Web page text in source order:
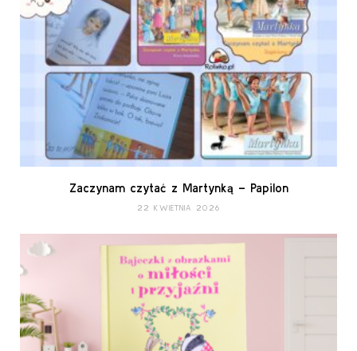
Zaczynam czytać z Martynką – Papilon
22 KWIETNIA 2026